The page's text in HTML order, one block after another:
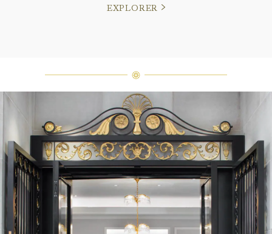
EXPLORER